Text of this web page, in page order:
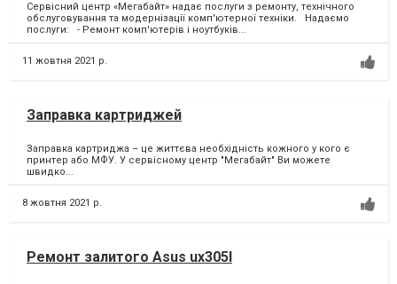
Сервісний центр «Мегабайт» надає послуги з ремонту, технічного
обслуговування та модернізації комп'ютерної техніки. Надаємо
послуги: - Ремонт комп'ютерів і ноутбуків...
11 жовтня 2021 р.
Заправка картриджей
Заправка картриджа – це життєва необхідність кожного у кого є
принтер або МФУ.⁣ У сервісному центр "Мегабайт" Ви можете
швидко...
8 жовтня 2021 р.
Ремонт залитого Asus ux305I